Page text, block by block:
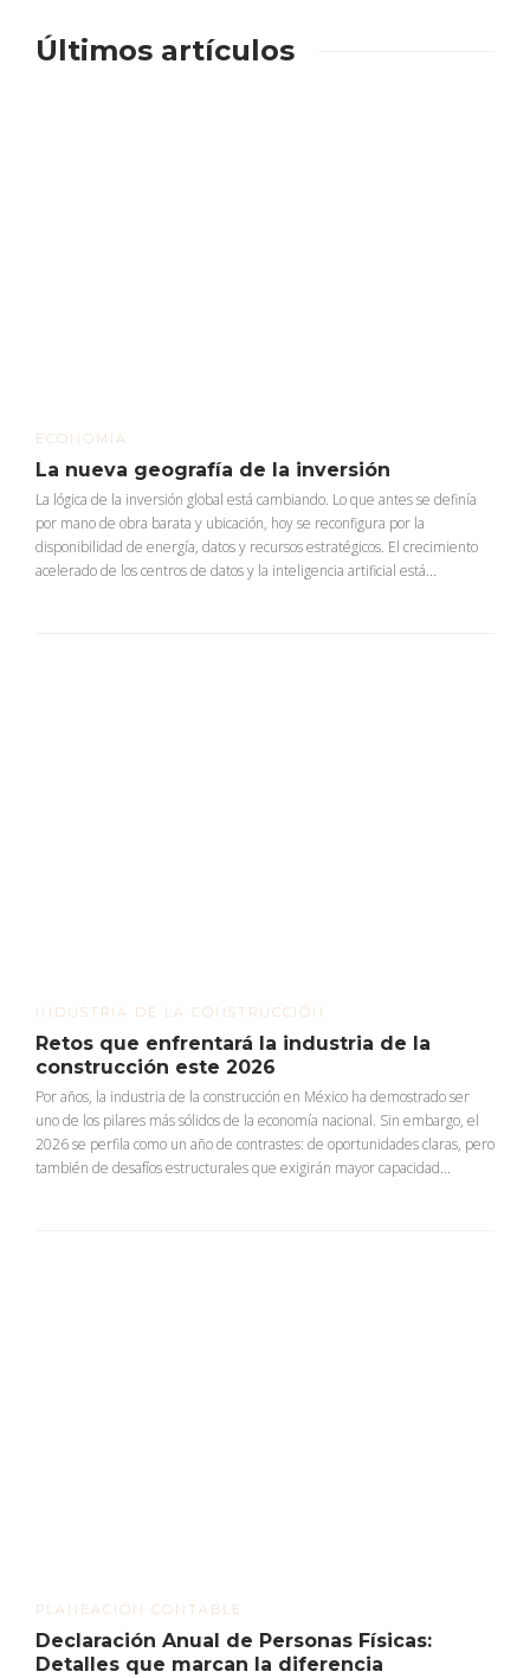
Últimos artículos
ECONOMIA
La nueva geografía de la inversión
La lógica de la inversión global está cambiando. Lo que antes se definía
por mano de obra barata y ubicación, hoy se reconfigura por la
disponibilidad de energía, datos y recursos estratégicos. El crecimiento
acelerado de los centros de datos y la inteligencia artificial está...
INDUSTRIA DE LA CONSTRUCCIÓN
Retos que enfrentará la industria de la
construcción este 2026
Por años, la industria de la construcción en México ha demostrado ser
uno de los pilares más sólidos de la economía nacional. Sin embargo, el
2026 se perfila como un año de contrastes: de oportunidades claras, pero
también de desafíos estructurales que exigirán mayor capacidad...
PLANEACIÓN CONTABLE
Declaración Anual de Personas Físicas:
Detalles que marcan la diferencia